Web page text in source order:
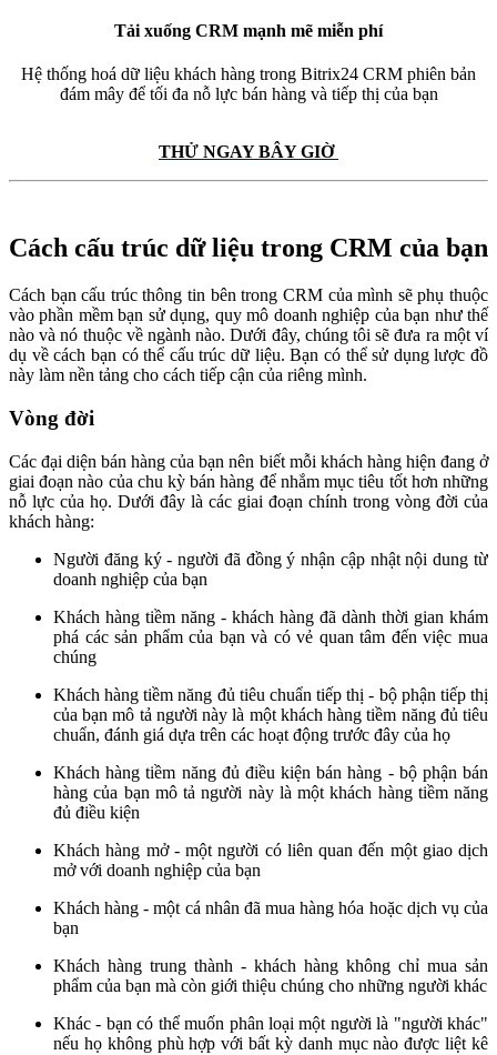
Tải xuống CRM mạnh mẽ miễn phí
Hệ thống hoá dữ liệu khách hàng trong Bitrix24 CRM phiên bản
đám mây để tối đa nỗ lực bán hàng và tiếp thị của bạn
THỬ NGAY BÂY GIỜ
Cách cấu trúc dữ liệu trong CRM của bạn
Cách bạn cấu trúc thông tin bên trong CRM của mình sẽ phụ thuộc
vào phần mềm bạn sử dụng, quy mô doanh nghiệp của bạn như thế
nào và nó thuộc về ngành nào. Dưới đây, chúng tôi sẽ đưa ra một ví
dụ về cách bạn có thể cấu trúc dữ liệu. Bạn có thể sử dụng lược đồ
này làm nền tảng cho cách tiếp cận của riêng mình.
Vòng đời
Các đại diện bán hàng của bạn nên biết mỗi khách hàng hiện đang ở
giai đoạn nào của chu kỳ bán hàng để nhắm mục tiêu tốt hơn những
nỗ lực của họ. Dưới đây là các giai đoạn chính trong vòng đời của
khách hàng:
Người đăng ký - người đã đồng ý nhận cập nhật nội dung từ
doanh nghiệp của bạn
Khách hàng tiềm năng - khách hàng đã dành thời gian khám
phá các sản phẩm của bạn và có vẻ quan tâm đến việc mua
chúng
Khách hàng tiềm năng đủ tiêu chuẩn tiếp thị - bộ phận tiếp thị
của bạn mô tả người này là một khách hàng tiềm năng đủ tiêu
chuẩn, đánh giá dựa trên các hoạt động trước đây của họ
Khách hàng tiềm năng đủ điều kiện bán hàng - bộ phận bán
hàng của bạn mô tả người này là một khách hàng tiềm năng
đủ điều kiện
Khách hàng mở - một người có liên quan đến một giao dịch
mở với doanh nghiệp của bạn
Khách hàng - một cá nhân đã mua hàng hóa hoặc dịch vụ của
bạn
Khách hàng trung thành - khách hàng không chỉ mua sản
phẩm của bạn mà còn giới thiệu chúng cho những người khác
Khác - bạn có thể muốn phân loại một người là "người khác"
nếu họ không phù hợp với bất kỳ danh mục nào được liệt kê